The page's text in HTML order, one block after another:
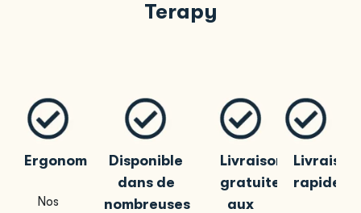
Terapy
Ergonomique
Nos
Disponible
dans de
nombreuses
Livraison
gratuite
aux
Livraison
rapide